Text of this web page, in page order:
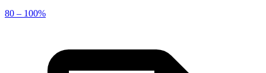
80 – 100%